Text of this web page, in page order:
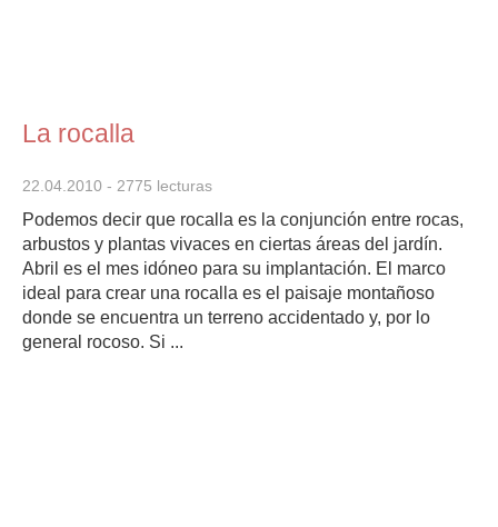
La rocalla
22.04.2010 - 2775 lecturas
Podemos decir que rocalla es la conjunción entre rocas,
arbustos y plantas vivaces en ciertas áreas del jardín.
Abril es el mes idóneo para su implantación. El marco
ideal para crear una rocalla es el paisaje montañoso
donde se encuentra un terreno accidentado y, por lo
general rocoso. Si ...